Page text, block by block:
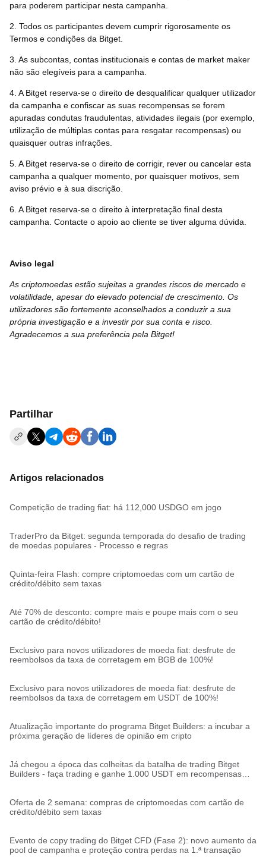
para poderem participar nesta campanha.
2. Todos os participantes devem cumprir rigorosamente os
Termos e condições da Bitget.
3. As subcontas, contas institucionais e contas de market maker
não são elegíveis para a campanha.
4. A Bitget reserva-se o direito de desqualificar qualquer utilizador
da campanha e confiscar as suas recompensas se forem
apuradas condutas fraudulentas, atividades ilegais (por exemplo,
utilização de múltiplas contas para resgatar recompensas) ou
quaisquer outras infrações.
5. A Bitget reserva-se o direito de corrigir, rever ou cancelar esta
campanha a qualquer momento, por quaisquer motivos, sem
aviso prévio e à sua discrição.
6. A Bitget reserva-se o direito à interpretação final desta
campanha. Contacte o apoio ao cliente se tiver alguma dúvida.
Aviso legal
As criptomoedas estão sujeitas a grandes riscos de mercado e
volatilidade, apesar do elevado potencial de crescimento. Os
utilizadores são fortemente aconselhados a conduzir a sua
própria investigação e a investir por sua conta e risco.
Agradecemos a sua preferência pela Bitget!
Partilhar
Artigos relacionados
Competição de trading fiat: há 112,000 USDGO em jogo
TraderPro da Bitget: segunda temporada do desafio de trading
de moedas populares - Processo e regras
Quinta-feira Flash: compre criptomoedas com um cartão de
crédito/débito sem taxas
Até 70% de desconto: compre mais e poupe mais com o seu
cartão de crédito/débito!
Exclusivo para novos utilizadores de moeda fiat: desfrute de
reembolsos da taxa de corretagem em BGB de 100%!
Exclusivo para novos utilizadores de moeda fiat: desfrute de
reembolsos da taxa de corretagem em USDT de 100%!
Atualização importante do programa Bitget Builders: a incubar a
próxima geração de líderes de opinião em cripto
Já chegou a época das colheitas da batalha de trading Bitget
Builders - faça trading e ganhe 1.000 USDT em recompensas
Oferta de 2 semana: compras de criptomoedas com cartão de
crédito/débito sem taxas
Evento de copy trading do Bitget CFD (Fase 2): novo aumento da
pool de campanha e proteção contra perdas na 1.ª transação